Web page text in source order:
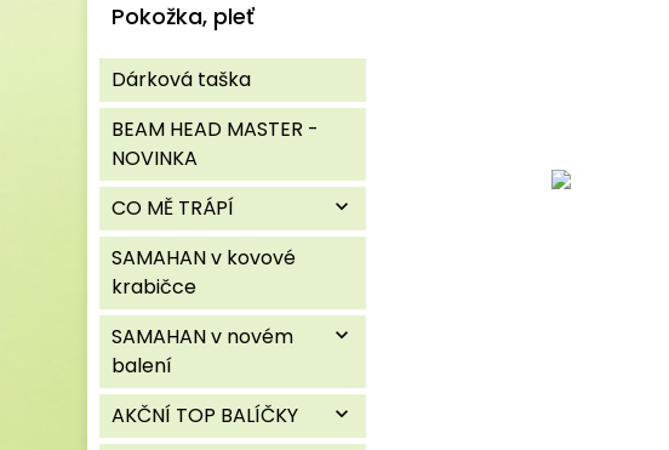
Pokožka, pleť
Dárková taška
BEAM HEAD MASTER -
NOVINKA
CO MĚ TRÁPÍ
expand_more
SAMAHAN v kovové
krabičce
SAMAHAN v novém
balení
expand_more
AKČNÍ TOP BALÍČKY expand_more